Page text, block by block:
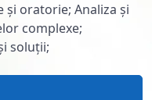
și oratorie; Analiza și
complexe;
soluții;